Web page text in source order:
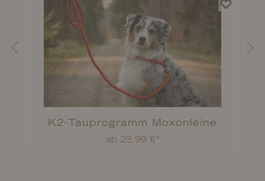
K2-Tauprogramm Moxonleine
ab 23,99 €*